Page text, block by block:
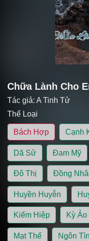
Chữa Lành Cho
Tác giả: A Tinh Tử
Thể Loại
Bách Hợp Cạnh
Dã Sử Đam Mỹ
Đô Thị Đồng
Huyền Huyễn
Kiếm Hiệp Kỳ Ảo
Mạt Thế Ngôn